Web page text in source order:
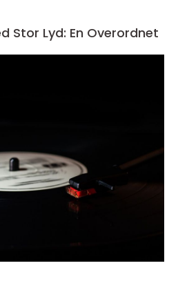
Stor Lyd: En Overordnet